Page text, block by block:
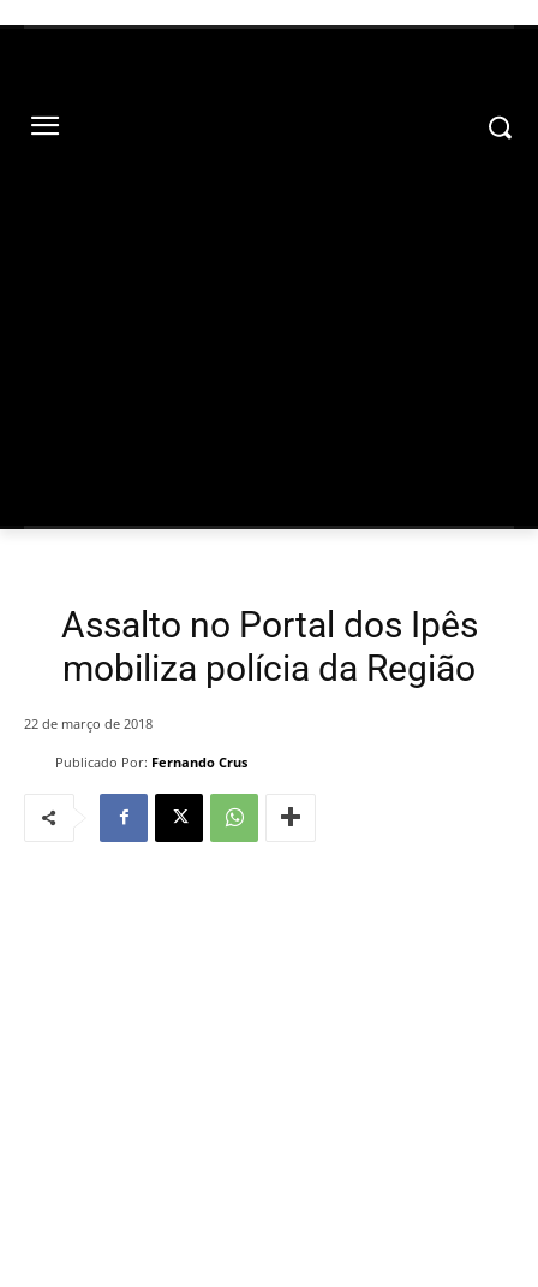
Assalto no Portal dos Ipês
mobiliza polícia da Região
Publicado Por: Fernando Crus
22 de março de 2018